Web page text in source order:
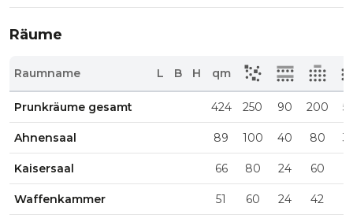
Räume
Raumname L B H qm
Prunkräume gesamt 424 250 90 200
Ahnensaal 89 100 40 80
Kaisersaal 66 80 24 60
Waffenkammer 51 60 24 42